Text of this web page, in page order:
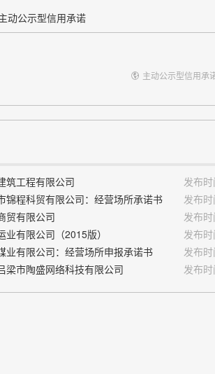
动公示型信用承诺
主动公示型信用承
筑工程有限公司
发布
锦程科贸有限公司：经营场所承诺书
发布
贸有限公司
发布
有限公司（2015版）
发布
业有限公司：经营场所申报承诺书
发布
梁市陶盛网络科技有限公司
发布